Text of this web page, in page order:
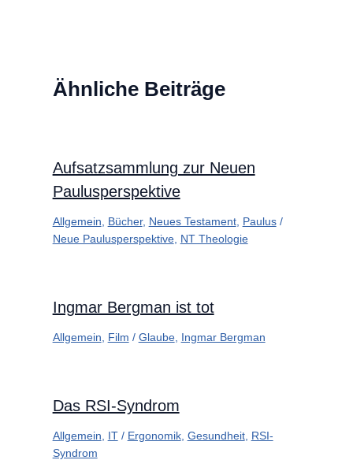
Ähnliche Beiträge
Aufsatzsammlung zur Neuen
Paulusperspektive
Allgemein Bücher, Neues Testament, Paulus/
Neue Paulusperspektive, NT Theologie
Ingmar Bergman ist tot
Allgemein Film / Glaube, Ingmar Bergman
Das RSI-Syndrom
Allgemein IT/ Ergonomik, Gesundheit, RSI-
Syndrom